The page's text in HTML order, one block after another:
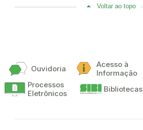
Voltar ao topo
Ouvidoria
Acesso à
Informação
Processos
Eletrônicos
Bibliotecas